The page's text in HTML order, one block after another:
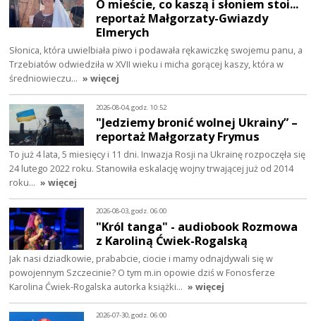
O mieście, co kaszą i słoniem stoi...
reportaż Małgorzaty-Gwiazdy
Elmerych
Słonica, która uwielbiała piwo i podawała rękawiczkę swojemu panu, a
Trzebiatów odwiedziła w XVII wieku i micha gorącej kaszy, która w
średniowieczu… » więcej
2026-08-04, godz. 10:52
"Jedziemy bronić wolnej Ukrainy” –
reportaż Małgorzaty Frymus
To już 4 lata, 5 miesięcy i 11 dni. Inwazja Rosji na Ukrainę rozpoczęła się
24 lutego 2022 roku. Stanowiła eskalację wojny trwającej już od 2014
roku… » więcej
2026-08-03, godz. 06:00
"Król tanga" - audiobook Rozmowa
z Karoliną Ćwiek-Rogalską
Jak nasi dziadkowie, prababcie, ciocie i mamy odnajdywali się w
powojennym Szczecinie? O tym m.in opowie dziś w Fonosferze
Karolina Ćwiek-Rogalska autorka książki… » więcej
2026-07-30, godz. 06:00